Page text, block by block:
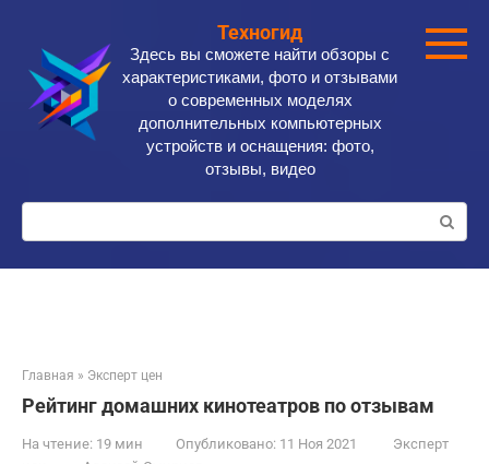
контенту
Техногид
Здесь вы сможете найти обзоры с
характеристиками, фото и отзывами
о современных моделях
дополнительных компьютерных
устройств и оснащения: фото,
отзывы, видео
Поиск:
Главная » Эксперт цен
Рейтинг домашних кинотеатров по отзывам
На чтение: 19 мин Опубликовано: 11 Ноя 2021
Эксперт